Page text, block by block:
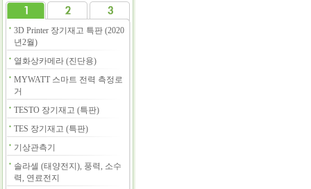
3D Printer 장기재고 특판 (2020
년2월)
열화상카메라 (진단용)
MYWATT 스마트 전력 측정로
거
TESTO 장기재고 (특판)
TES 장기재고 (특판)
기상관측기
솔라셀 (태양전지), 풍력, 소수
력, 연료전지